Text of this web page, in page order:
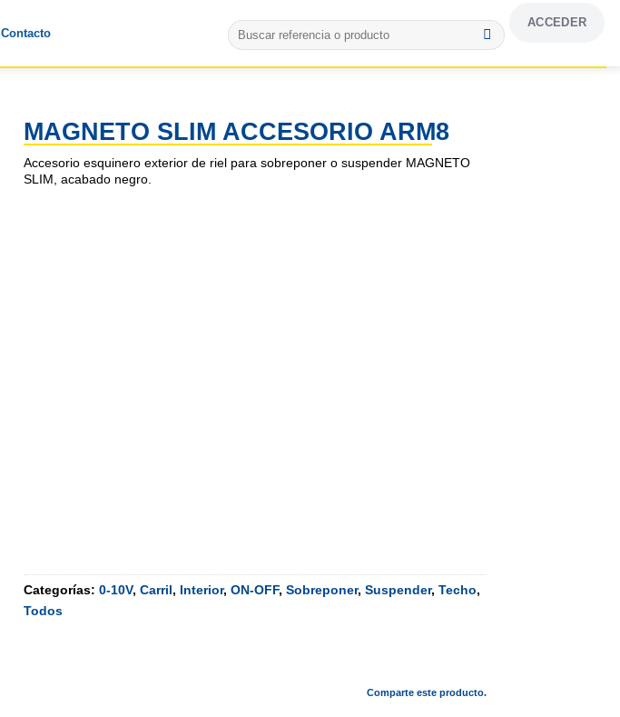
Contacto
Buscar
por:
ACCEDER
MAGNETO SLIM ACCESORIO ARM8
Accesorio esquinero exterior de riel para sobreponer o suspender MAGNETO
SLIM, acabado negro.
Categorías: 0-10V, Carril, Interior, ON-OFF, Sobreponer, Suspender, Techo,
Todos
Comparte este producto.